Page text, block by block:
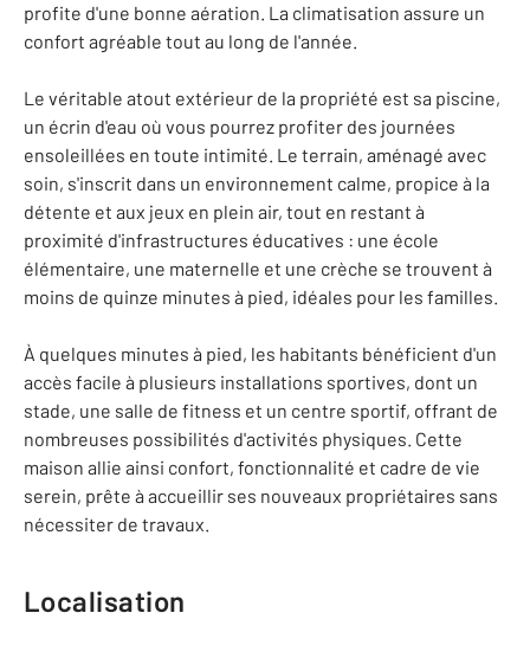
profite d'une bonne aération. La climatisation assure un
confort agréable tout au long de l'année.
Le véritable atout extérieur de la propriété est sa piscine,
un écrin d'eau où vous pourrez profiter des journées
ensoleillées en toute intimité. Le terrain, aménagé avec
soin, s'inscrit dans un environnement calme, propice à la
détente et aux jeux en plein air, tout en restant à
proximité d'infrastructures éducatives : une école
élémentaire, une maternelle et une crèche se trouvent à
moins de quinze minutes à pied, idéales pour les familles.
À quelques minutes à pied, les habitants bénéficient d'un
accès facile à plusieurs installations sportives, dont un
stade, une salle de fitness et un centre sportif, offrant de
nombreuses possibilités d'activités physiques. Cette
maison allie ainsi confort, fonctionnalité et cadre de vie
serein, prête à accueillir ses nouveaux propriétaires sans
nécessiter de travaux.
Localisation